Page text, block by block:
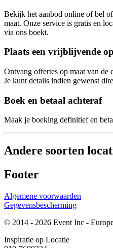
Bekijk het aanbod online of bel
maat. Onze service is gratis en
via ons boekt.
Plaats een vrijblijvende
Ontvang offertes op maat van de
Je kunt details indien gewenst
Boek en betaal achteraf
Maak je boeking definitief en
Andere soorten
Footer
Algemene voorwaarden
Gegevensbescherming
© 2014 - 2026 Event Inc -
Inspiratie op Locatie